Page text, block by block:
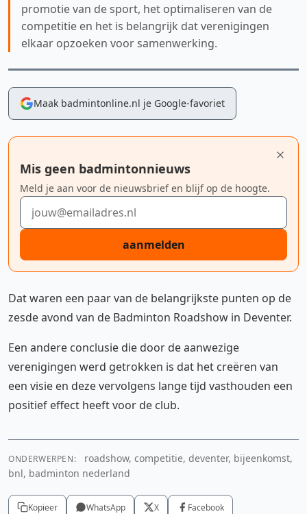
promotie van de sport, het optimaliseren van de
competitie en het is belangrijk dat verenigingen
elkaar opzoeken voor samenwerking.
Maak badmintonline.nl je Google-favoriet
Mis geen badmintonnieuws
Meld je aan voor de nieuwsbrief en blijf op de hoogte.
E-mailadres
aanmelden
Dat waren een paar van de belangrijkste punten op de
zesde avond van de Badminton Roadshow in Deventer.
Een andere conclusie die door de aanwezige
verenigingen werd getrokken is dat het creëren van
een visie en deze vervolgens lange tijd vasthouden een
positief effect heeft voor de club.
ONDERWERPEN:
roadshow, competitie, deventer, bijeenkomst,
bnl, badminton nederland
Kopieer WhatsApp X Facebook